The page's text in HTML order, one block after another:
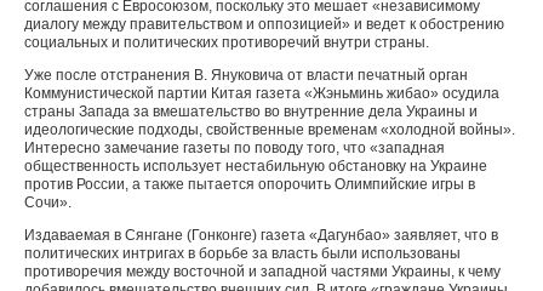
соглашения с Евросоюзом, поскольку это мешает «независимому
диалогу между правительством и оппозицией» и ведет к обострению
социальных и политических противоречий внутри страны.
Уже после отстранения В. Януковича от власти печатный орган
Коммунистической партии Китая газета «Жэньминь жибао» осудила
страны Запада за вмешательство во внутренние дела Украины и
идеологические подходы, свойственные временам «холодной войны».
Интересно замечание газеты по поводу того, что «западная
общественность использует нестабильную обстановку на Украине
против России, а также пытается опорочить Олимпийские игры в
Сочи».
Издаваемая в Сянгане (Гонконге) газета «Дагунбао» заявляет, что в
политических интригах в борьбе за власть были использованы
противоречия между восточной и западной частями Украины, к чему